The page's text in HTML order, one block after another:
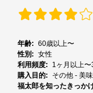
年齢: 60歳以上〜
性別: 女性
利用頻度:
1ヶ月以上
購入目的:
その他 - 美
福太郎を知ったきっか